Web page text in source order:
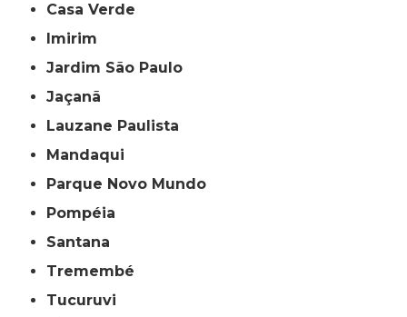
Casa Verde
Imirim
Jardim São Paulo
Jaçanã
Lauzane Paulista
Mandaqui
Parque Novo Mundo
Pompéia
Santana
Tremembé
Tucuruvi